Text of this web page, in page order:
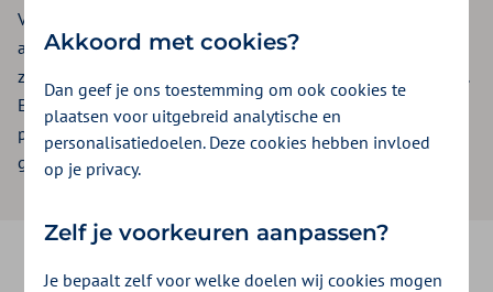
Van alleen praten over zorg wordt niemand beter, van
aanpakken wel. Daarom maken we elke zomer
zonnebrandcrème beschikbaar in de strijd tegen huidkanker.
En steunen we jongeren met praktische tools die mentale
problemen kunnen voorkomen. Zo werken we aan een
gezonder Nederland. Dat is óók beter voor jou.
Akkoord met cookies?
Dan geef je ons toestemming om ook cookies te
plaatsen voor uitgebreid analytische en
personalisatiedoelen. Deze cookies hebben invloed
op je privacy.
Zelf je voorkeuren aanpassen?
Je bepaalt zelf voor welke doelen wij cookies mogen